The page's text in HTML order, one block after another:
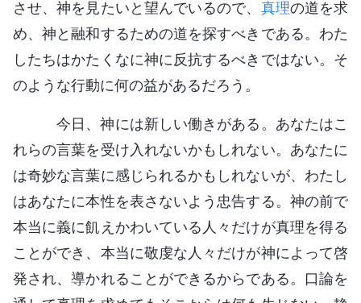
させ、神を見たいと望んでいるので、 真理の道を求
め、神と融和するための道を探すべきである。わた
したちはかたくなに神に反抗するべきではない。そ
のような行動に何の益があるだろう。
今日、神には新しい働きがある。あなたはこ
れらの言葉を受け入れないかもしれない。あなたに
は奇妙な言葉に感じられるかもしれないが、わたし
はあなたに本性を表さないよう忠告する。神の前で
本当に義に飢えかわいている人々だけが真理を得る
ことができ、本当に敬虔な人々だけが神によって啓
発され、導かれることができるからである。口論を